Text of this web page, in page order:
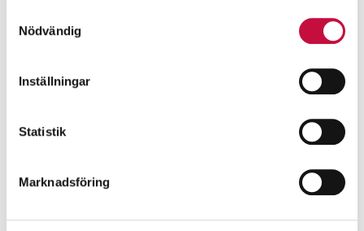
Nödvändig
Inställningar
Statistik
Marknadsföring